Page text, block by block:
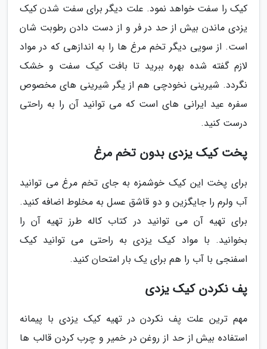
کیک را سفت خواهد نمود. علت دیگر برای سفت شدن کیک
یزدی ماندن بیش از حد در فر و از دست دادن رطوبت شان
است. از سویی دیگر تخم مرغ ها را به اندازهی که در مواد
لازم گفته شده بهره ببرید تا بافت کیک سفت و خشک
نگردد. شیرینی نخودچی هم از یگر شیرینی های مخصوص
سفره عید ایرانی های است که می توانید آن را به راحتی
درست کنید.
پخت کیک یزدی بدون تخم مرغ
برای پخت این کیک خوشمزه به جای تخم مرغ می توانید
آب ولرم را جایگزین و دو قاشق عسل به مخلوط اضافه کنید.
برای تهیه آن می توانید در کتاب کاله طرز تهیه آن را
بخوانید. با مواد کیک یزدی به راحتی می توانید کیک
اسفنجی با آب را هم برای یک بار امتحان کنید.
پف نکردن کیک یزدی
مهم ترین علت پف نکردن در تهیه کیک یزدی با پیمانه
استفاده بیش از حد از روغن در خمیر و چرب کردن قالب ها